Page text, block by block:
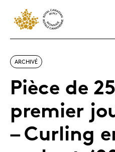
ARCHIVÉ
Pièce de
premier
– Curling